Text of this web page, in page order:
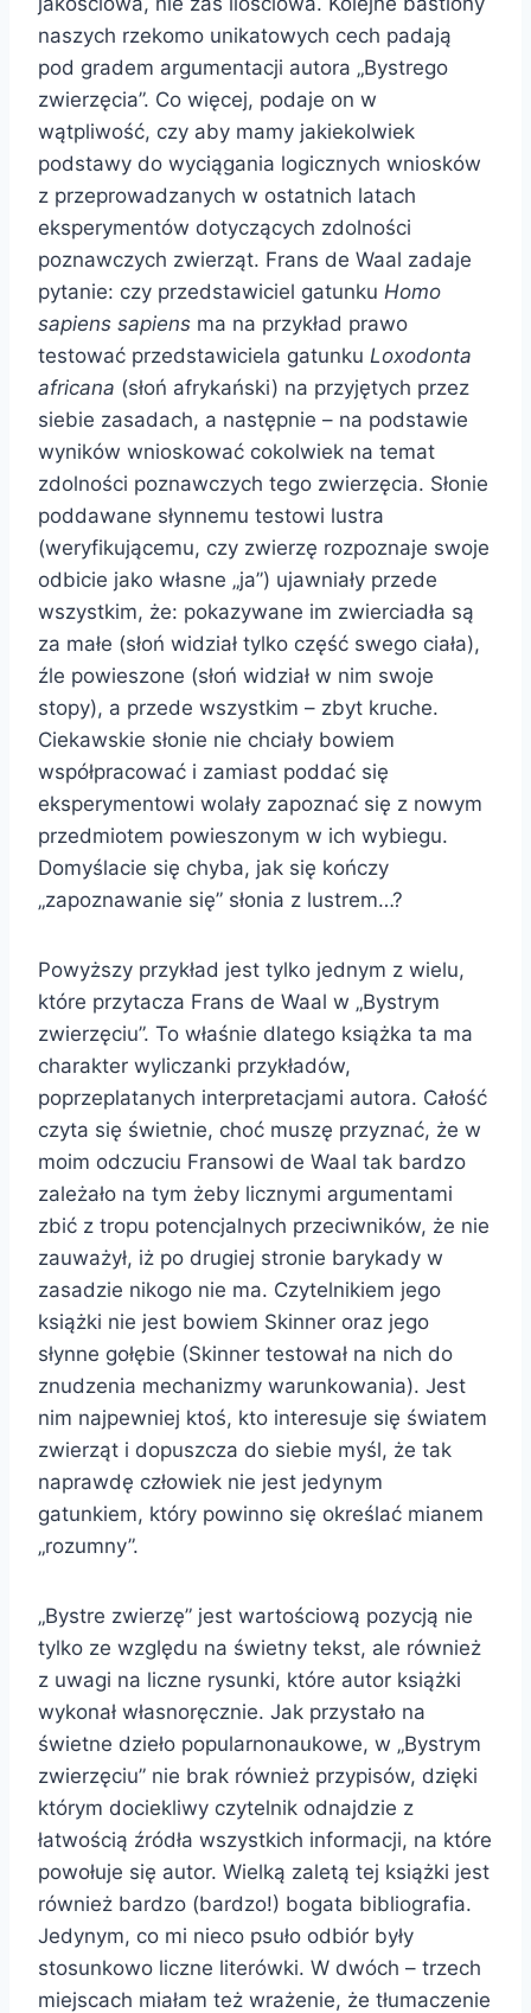
naszych rzekomo unikatowych cech padają
pod gradem argumentacji autora „Bystrego
zwierzęcia”. Co więcej, podaje on w
wątpliwość, czy aby mamy jakiekolwiek
podstawy do wyciągania logicznych wniosków
z przeprowadzanych w ostatnich latach
eksperymentów dotyczących zdolności
poznawczych zwierząt. Frans de Waal zadaje
pytanie: czy przedstawiciel gatunku Homo
sapiens sapiens ma na przykład prawo
testować przedstawiciela gatunku Loxodonta
africana (słoń afrykański) na przyjętych przez
siebie zasadach, a następnie – na podstawie
wyników wnioskować cokolwiek na temat
zdolności poznawczych tego zwierzęcia. Słonie
poddawane słynnemu testowi lustra
(weryfikującemu, czy zwierzę rozpoznaje swoje
odbicie jako własne „ja”) ujawniały przede
wszystkim, że: pokazywane im zwierciadła są
za małe (słoń widział tylko część swego ciała),
źle powieszone (słoń widział w nim swoje
stopy), a przede wszystkim – zbyt kruche.
Ciekawskie słonie nie chciały bowiem
współpracować i zamiast poddać się
eksperymentowi wolały zapoznać się z nowym
przedmiotem powieszonym w ich wybiegu.
Domyślacie się chyba, jak się kończy
„zapoznawanie się” słonia z lustrem…?
Powyższy przykład jest tylko jednym z wielu,
które przytacza Frans de Waal w „Bystrym
zwierzęciu”. To właśnie dlatego książka ta ma
charakter wyliczanki przykładów,
poprzeplatanych interpretacjami autora. Całość
czyta się świetnie, choć muszę przyznać, że w
moim odczuciu Fransowi de Waal tak bardzo
zależało na tym żeby licznymi argumentami
zbić z tropu potencjalnych przeciwników, że nie
zauważył, iż po drugiej stronie barykady w
zasadzie nikogo nie ma. Czytelnikiem jego
książki nie jest bowiem Skinner oraz jego
słynne gołębie (Skinner testował na nich do
znudzenia mechanizmy warunkowania). Jest
nim najpewniej ktoś, kto interesuje się światem
zwierząt i dopuszcza do siebie myśl, że tak
naprawdę człowiek nie jest jedynym
gatunkiem, który powinno się określać mianem
„rozumny”.
„Bystre zwierzę” jest wartościową pozycją nie
tylko ze względu na świetny tekst, ale również
z uwagi na liczne rysunki, które autor książki
wykonał własnoręcznie. Jak przystało na
świetne dzieło popularnonaukowe, w „Bystrym
zwierzęciu” nie brak również przypisów, dzięki
którym dociekliwy czytelnik odnajdzie z
łatwością źródła wszystkich informacji, na które
powołuje się autor. Wielką zaletą tej książki jest
również bardzo (bardzo!) bogata bibliografia.
Jedynym, co mi nieco psuło odbiór były
stosunkowo liczne literówki. W dwóch – trzech
miejscach miałam też wrażenie, że tłumaczenie